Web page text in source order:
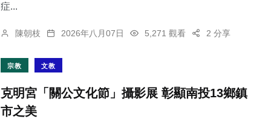
症...
陳朝枝 2026年八月07日 5,271 觀看 2 分享
宗教 文教
克明宮「關公文化節」攝影展 彰顯南投13鄉鎮
市之美